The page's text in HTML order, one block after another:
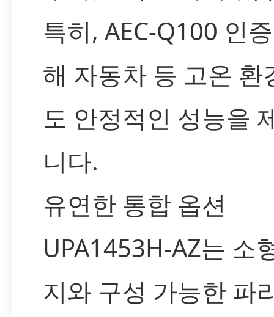
특히, AEC-Q100 인
해 자동차 등 고온 환
도 안정적인 성능을
니다.
유연한 통합 옵션
UPA1453H-AZ는 소
지와 구성 가능한 파